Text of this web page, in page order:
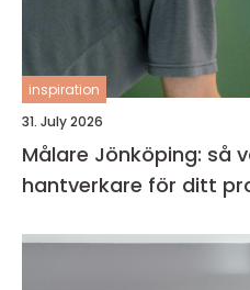
inspiration
31. July 2026
Målare Jönköping: så
hantverkare för ditt